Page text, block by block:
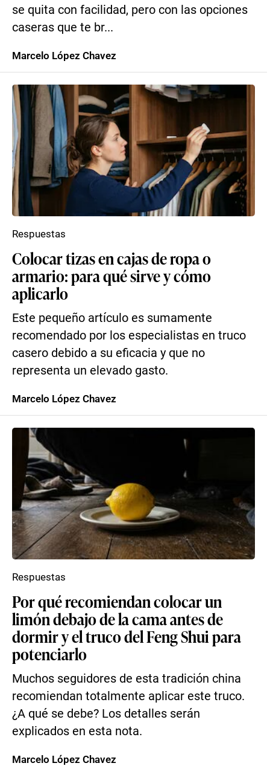
se quita con facilidad, pero con las opciones
caseras que te br...
Marcelo López Chavez
Colocar tizas en cajas de ropa o
armario: para qué sirve y cómo
aplicarlo
Este pequeño artículo es sumamente
recomendado por los especialistas en truco
casero debido a su eficacia y que no
representa un elevado gasto.
Respuestas
Marcelo López Chavez
Por qué recomiendan colocar un
limón debajo de la cama antes de
dormir y el truco del Feng Shui para
potenciarlo
Muchos seguidores de esta tradición china
recomiendan totalmente aplicar este truco.
¿A qué se debe? Los detalles serán
explicados en esta nota.
Respuestas
Marcelo López Chavez